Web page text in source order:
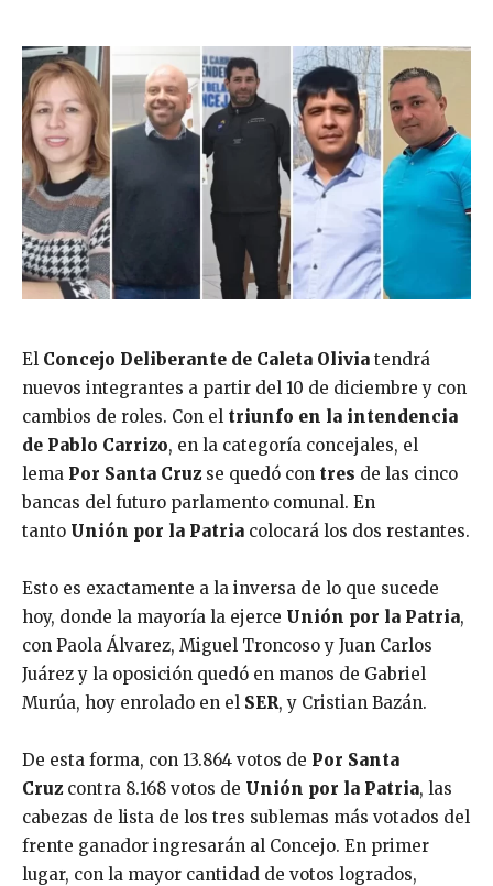
El Concejo Deliberante de Caleta Olivia tendrá
nuevos integrantes a partir del 10 de diciembre y con
cambios de roles. Con el triunfo en la intendencia
de Pablo Carrizo, en la categoría concejales, el
lema Por Santa Cruzse quedó con tres de las cinco
bancas del futuro parlamento comunal. En
tanto Unión por la Patria colocará los dos restantes.
Esto es exactamente a la inversa de lo que sucede
hoy, donde la mayoría la ejerce Unión por la Patria,
con Paola Álvarez, Miguel Troncoso y Juan Carlos
Juárez y la oposición quedó en manos de Gabriel
Murúa, hoy enrolado en el SER, y Cristian Bazán.
De esta forma, con 13.864 votos de Por Santa
Cruzcontra 8.168 votos de Unión por la Patria, las
cabezas de lista de los tres sublemas más votados del
frente ganador ingresarán al Concejo. En primer
lugar, con la mayor cantidad de votos logrados,